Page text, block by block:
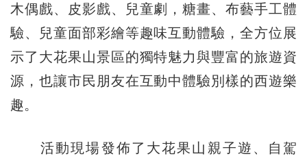
木偶戲、皮影戲、兒童劇，糖畫、布藝手工體
驗、兒童面部彩繪等趣味互動體驗，全方位展
示了大花果山景區的獨特魅力與豐富的旅遊資
源，也讓市民朋友在互動中體驗別樣的西遊樂
趣。
活動現場發佈了大花果山親子遊、自駕